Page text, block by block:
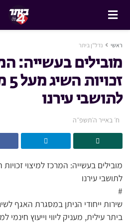
ראשי נדל"ן ביתר
מובילים בעשייה:
לתושבי עירנו
ח׳ באייר ה׳תשפ״ה
לתושבי עירנו
#
שירות ייחודי הניתן במסגרת האגף
ביתר עילית, מעניק ליווי וייעוץ